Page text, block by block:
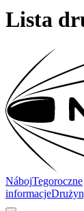
Lista
NábojTegoroczne
informacje